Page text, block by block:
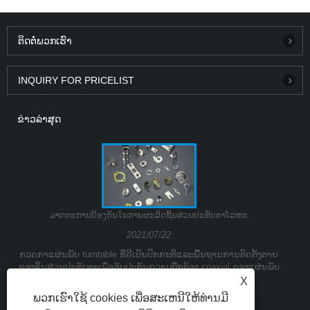
ຕິດ​ຕໍ່​ພວກ​ເຮົາ
INQUIRY FOR PRICELIST
ຂ່າວ​ລ່າ​ສຸດ
ມາດຕະການປ້ອງກັນໃນການຜະລິດຊິ້ນສ່ວນປະທັບຕາໂລຫະ
2021/07/22
ກວດກາແຜ່ນພັບ turntable ທີ່ດີເປັນປົກກະຕິແລະພື້ນຖານການຕິດຕັ້ງຕາຍ
ຂອງຊິ້ນສ່ວນປະທັບຕາເພື່ອຮັບປະກັນຄວາມຖືກຕ້ອງ coaxial ຂອງແຜ່ນພັບ
X
ພວກເຮົາໃຊ້ cookies ເພື່ອສະເຫນີໃຫ້ທ່ານມີ